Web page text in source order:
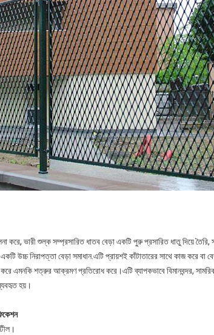
করে, ভারী শুল্ক সম্প্রসারিত ধাতব বেড়া একটি পুরু প্রসারিত ধাতু দিয়ে
উচ্চ নিরাপত্তা বেড়া সমাধান.এটি প্রায়শই কাঁটাতারের সাথে কাজ করে বা
এমনকি শত্রুর আক্রমণ প্রতিরোধ করে।এটি ব্যাপকভাবে বিমানবন্দর, সামরিক
হয়।